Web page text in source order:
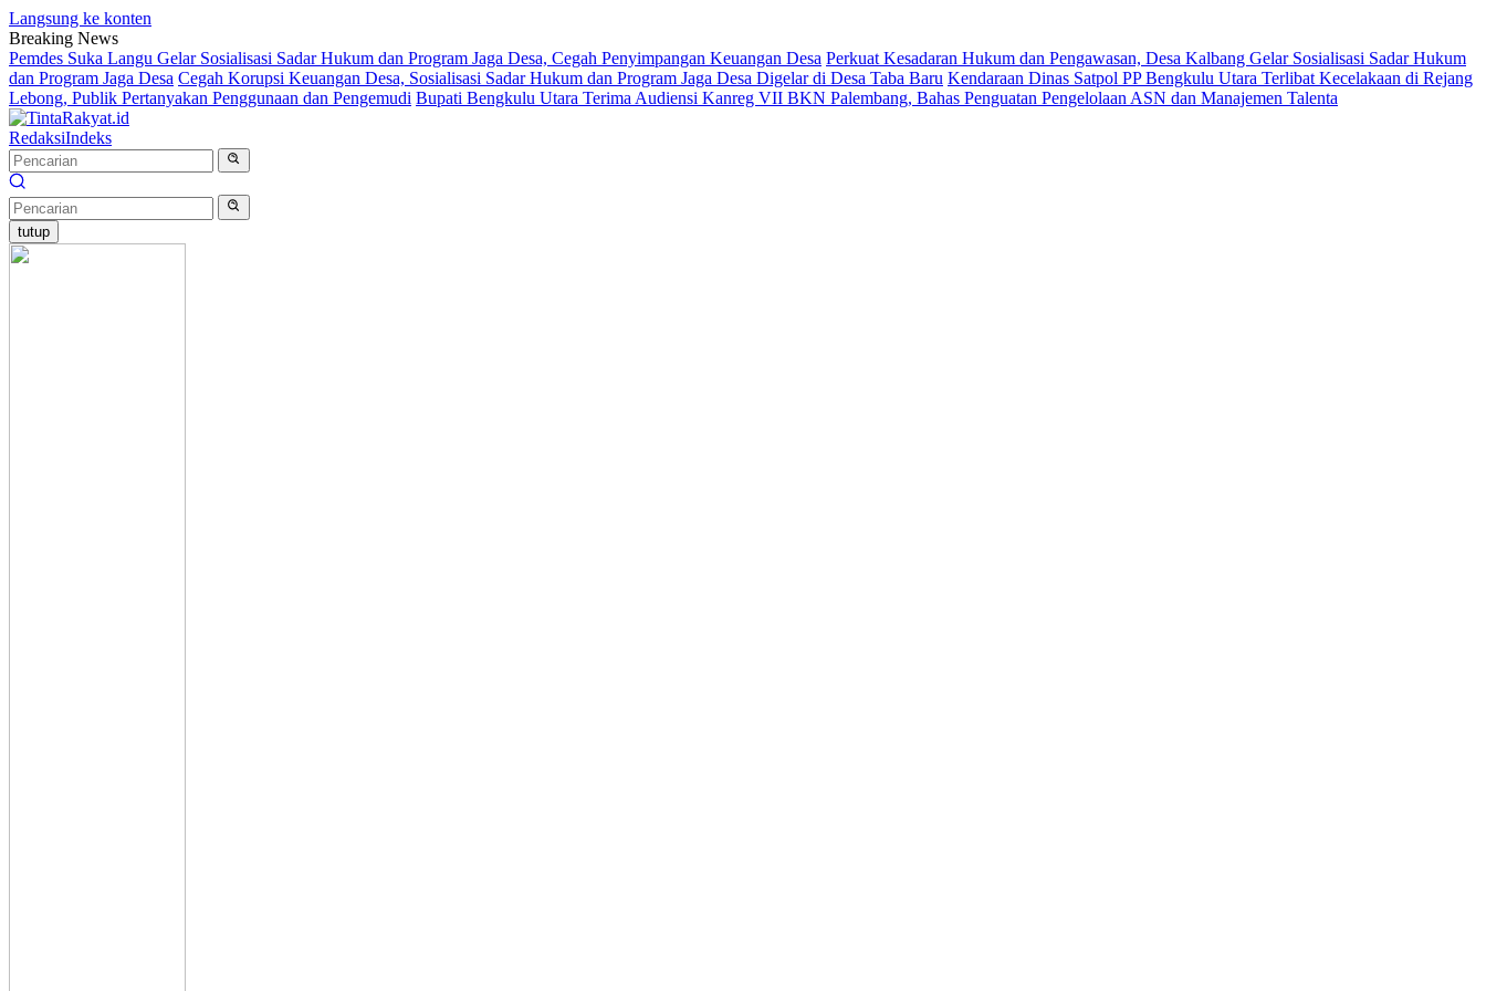
Langsung ke konten
Breaking News
Pemdes Suka Langu Gelar Sosialisasi Sadar Hukum dan Program Jaga Desa, Cegah Penyimpangan Keuangan Desa Perkuat Kesadaran Hukum dan Pengawasan, Desa Kalbang Gelar Sosialisasi Sadar Hukum
dan Program Jaga Desa Cegah Korupsi Keuangan Desa, Sosialisasi Sadar Hukum dan Program Jaga Desa Digelar di Desa Taba Baru Kendaraan Dinas Satpol PP Bengkulu Utara Terlibat Kecelakaan di Rejang
Lebong, Publik Pertanyakan Penggunaan dan Pengemudi Bupati Bengkulu Utara Terima Audiensi Kanreg VII BKN Palembang, Bahas Penguatan Pengelolaan ASN dan Manajemen Talenta
RedaksiIndeks
tutup